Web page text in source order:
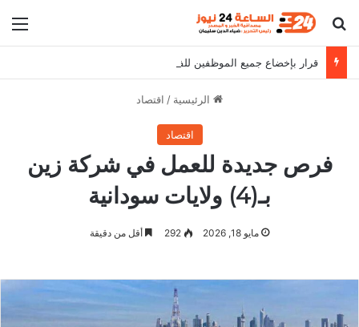
بحث عن
قرار بإخضاع جميع الموظفين للفحص الأمني بمحلية الخرطوم
الرئيسية / اقتصاد
اقتصاد
فرص جديدة للعمل في شركة زين
بـ(4) ولايات سودانية
مايو 18, 2026 292 أقل من دقيقة